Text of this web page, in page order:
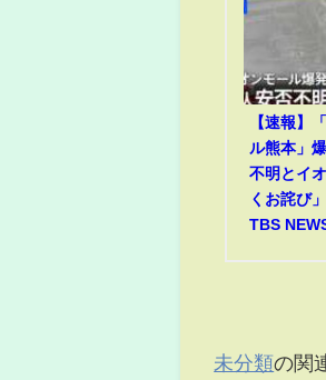
【速報】
ル熊本」
不明とイ
くお詫び
TBS
未分類の関